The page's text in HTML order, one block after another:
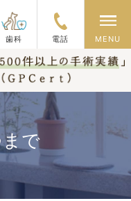
歯科 電話
メ
MENU
で